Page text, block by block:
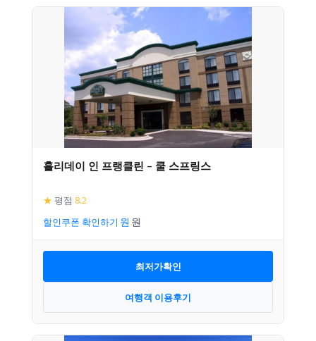
홀리데이 인 프랭클린 – 쿨 스프링스
★ 평점 8.2
할인쿠폰 확인하기
최저가확인
여행객 이용후기